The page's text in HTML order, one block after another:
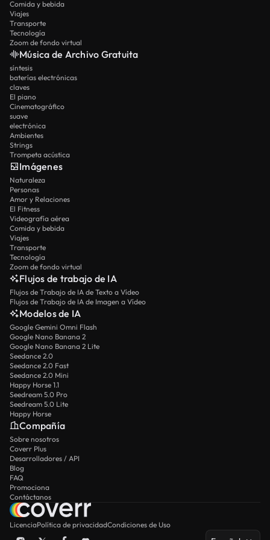
Comida y bebida
Viajes
Transporte
Tecnología
Zoom de fondo virtual
Música de Archivo Gratuita
síntesis
baterías electrónicas
claves
El piano
Cinematográfico
suave
electrónica
Ambientes
Strings
Trompeta acústica
Imágenes
Naturaleza
Personas
Amor y Relaciones
El Fitness
Videografía aérea
Comida y bebida
Viajes
Transporte
Tecnología
Zoom de fondo virtual
Flujos de trabajo de IA
Flujos de Trabajo de IA de Texto a Vídeo
Flujos de Trabajo de IA de Imagen a Vídeo
Modelos de IA
Google Gemini Omni Flash
Google Nano Banana 2
Google Nano Banana 2 Lite
Seedance 2.0
Seedance 2.0 Fast
Seedance 2.0 Mini
Happy Horse 1.1
Seedream 5.0 Pro
Seedream 5.0 Lite
Happy Horse
Compañía
Sobre nosotros
Coverr Plus
Desarrolladores / API
Blog
FAQ
Promociona
Contáctanos
LicenciaPolítica de privacidadCondiciones de Uso